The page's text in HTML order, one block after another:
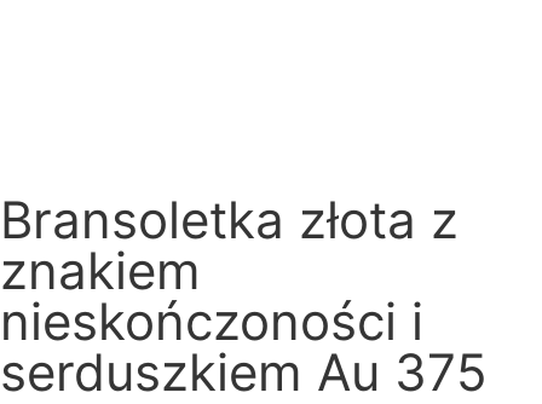
Bransoletka złota z
znakiem
nieskończoności i
serduszkiem Au 375